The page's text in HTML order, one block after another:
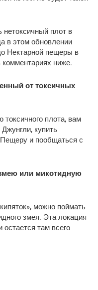
нетоксичный плот в
в этом обновлении
Нектарной пещеры в
ниже.
от токсичных
токсичного плота, вам
купить
Пещеру и пообщаться с
или микотидную
можно поймать
змея. Эта локация
там всего